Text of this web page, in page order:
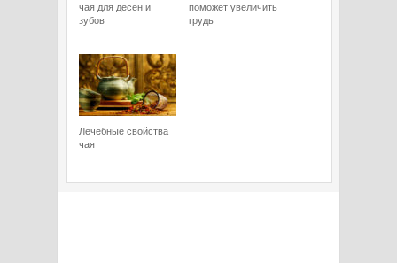
чая для десен и
зубов
поможет увеличить
грудь
Лечебные свойства
чая